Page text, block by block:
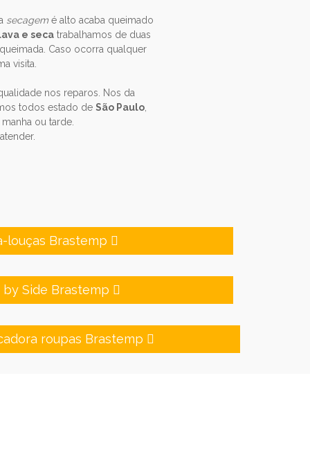
secagemé alto acaba queimado
e seca trabalhamos de duas
Caso ocorra qualquer
visita.
nos reparos. Nos da
todos estado de São Paulo,
ou tarde.
louças Brastemp
by Side Brastemp
roupas Brastemp